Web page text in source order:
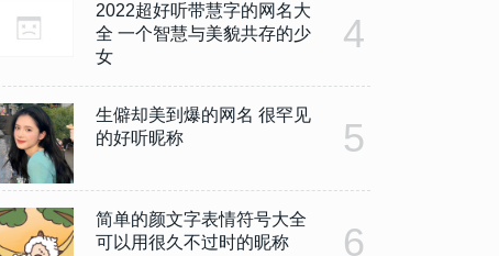
2022超好听带慧字的网名大
全 一个智慧与美貌共存的少
女
4
生僻却美到爆的网名 很罕见
的好听昵称
5
简单的颜文字表情符号大全
可以用很久不过时的昵称
6